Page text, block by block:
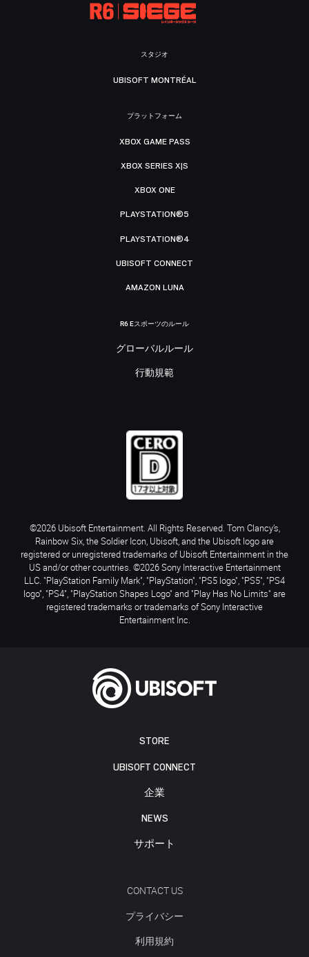
STORE
UBISOFT CONNECT
企業
NEWS
サポート
CONTACT US
プライバシー
利用規約
スタジオ
UBISOFT MONTRÉAL
プラットフォーム
XBOX GAME PASS
XBOX SERIES X|S
XBOX ONE
PLAYSTATION®5
PLAYSTATION®4
UBISOFT CONNECT
AMAZON LUNA
R6 Eスポーツのルール
グローバルルール
行動規範
©2026 Ubisoft Entertainment. All Rights Reserved. Tom Clancy’s,
Rainbow Six, the Soldier Icon, Ubisoft, and the Ubisoft logo are
registered or unregistered trademarks of Ubisoft Entertainment in the
US and/or other countries. ©2026 Sony Interactive Entertainment
LLC. "PlayStation Family Mark", "PlayStation", "PS5 logo", "PS5", "PS4
logo", "PS4", "PlayStation Shapes Logo" and "Play Has No Limits" are
registered trademarks or trademarks of Sony Interactive
Entertainment Inc.